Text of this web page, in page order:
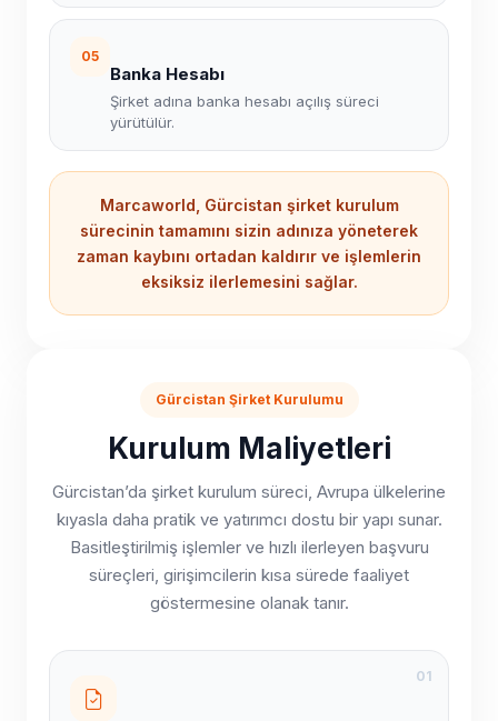
05
Banka Hesabı
Şirket adına banka hesabı açılış süreci
yürütülür.
Marcaworld, Gürcistan şirket kurulum
sürecinin tamamını sizin adınıza yöneterek
zaman kaybını ortadan kaldırır ve işlemlerin
eksiksiz ilerlemesini sağlar.
Gürcistan Şirket Kurulumu
Kurulum Maliyetleri
Gürcistan’da şirket kurulum süreci, Avrupa ülkelerine
kıyasla daha pratik ve yatırımcı dostu bir yapı sunar.
Basitleştirilmiş işlemler ve hızlı ilerleyen başvuru
süreçleri, girişimcilerin kısa sürede faaliyet
göstermesine olanak tanır.
01